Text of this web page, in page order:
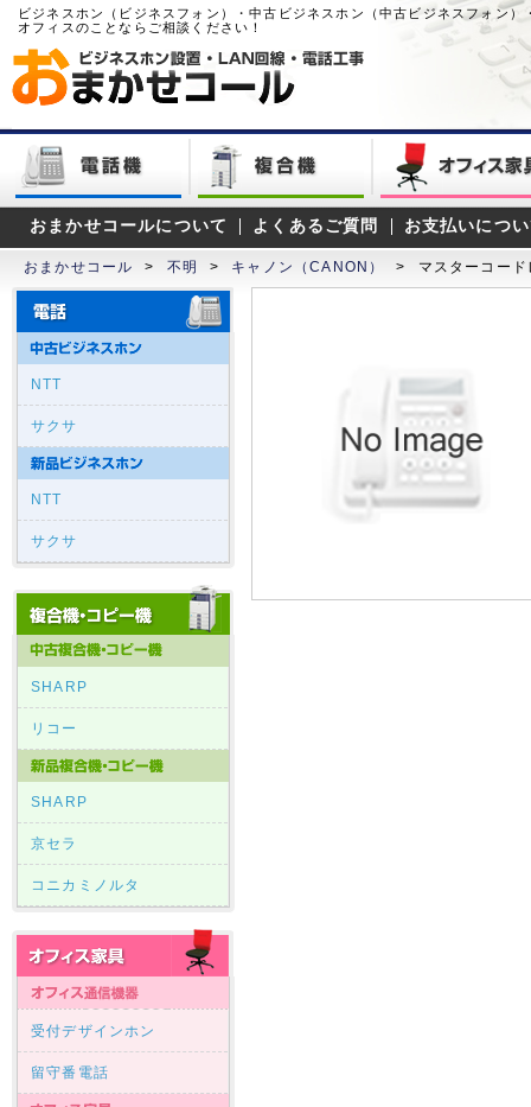
ビジネスホン（ビジネスフォン）・中古ビジネスホン（中古ビジネスフォン
オフィスのことならご相談ください！
おまかせコールについて よくあるご質問 お支払いにつ
おまかせコール > 不明 > キャノン（CANON） > マスターコー
NTT
サクサ
NTT
サクサ
SHARP
リコー
SHARP
京セラ
コニカミノルタ
受付デザインホン
留守番電話